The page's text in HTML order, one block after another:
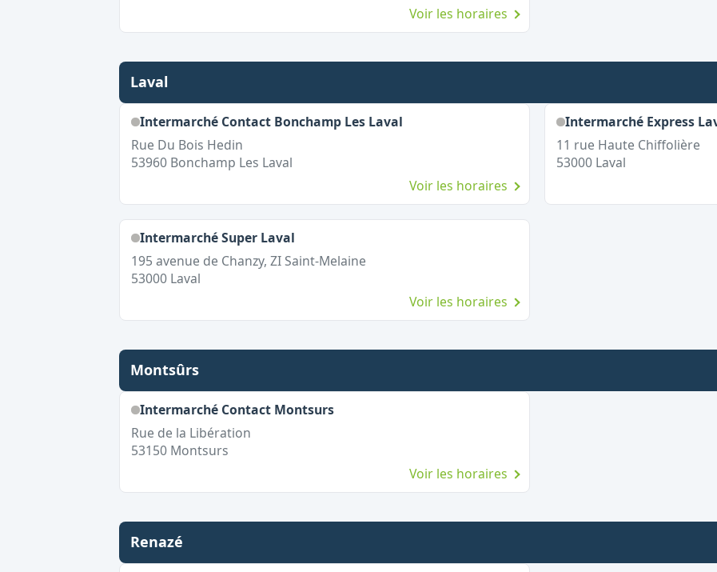
Voir les horaires
Laval
Intermarché Contact Bonchamp Les Laval
Rue Du Bois Hedin
53960 Bonchamp Les Laval
Voir les horaires
Intermarché Express
11 rue Haute Chiffolière
53000 Laval
Intermarché Super Laval
195 avenue de Chanzy, ZI Saint-Melaine
53000 Laval
Voir les horaires
Montsûrs
Intermarché Contact Montsurs
Rue de la Libération
53150 Montsurs
Voir les horaires
Renazé